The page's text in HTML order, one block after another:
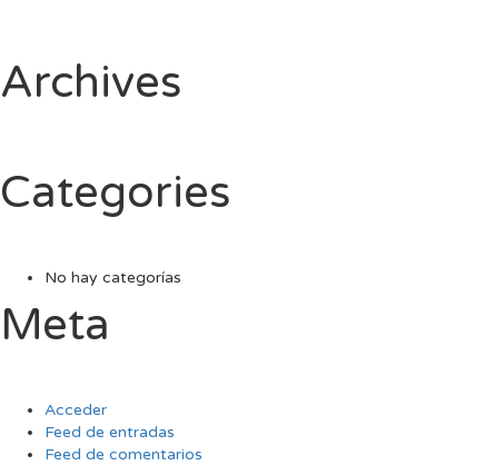
Archives
Categories
No hay categorías
Meta
Acceder
Feed de entradas
Feed de comentarios